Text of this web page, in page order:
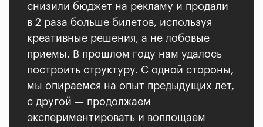
снизили бюджет на рекламу и продали
в 2 раза больше билетов, используя
креативные решения, а не лобовые
приемы. В прошлом году нам удалось
построить структуру. С одной стороны,
мы опираемся на опыт предыдущих лет,
с другой — продолжаем
экспериментировать и воплощаем